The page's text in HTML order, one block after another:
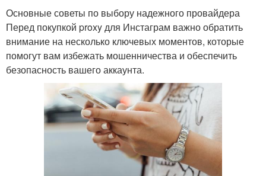
Основные советы по выбору надежного провайдера
Перед покупкой proxy для Инстаграм важно обратить
внимание на несколько ключевых моментов, которые
помогут вам избежать мошенничества и обеспечить
безопасность вашего аккаунта.